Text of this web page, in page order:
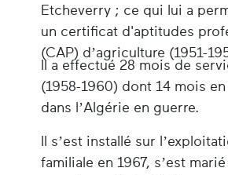
Etcheverry ; ce qui lui a
un certificat d'aptitudes
(CAP) d’agriculture (1951-
Il a effectué 28 mois de
(1958-1960) dont 14 mois
dans l’Algérie en guerre.
Il s’est installé sur
familiale en 1967, s’est